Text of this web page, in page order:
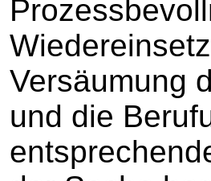
Versäumung
und die